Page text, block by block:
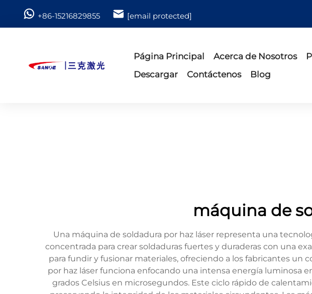
+86-15216829855 [email protected]
Página Principal Acerca de Nosotros
Descargar
Contáctenos Blog
máquina de
Una máquina de soldadura por haz láser representa una
concentrada para crear soldaduras fuertes y duraderas con una
para fundir y fusionar materiales, ofreciendo a los fabricantes un
por haz láser funciona enfocando una intensa energía luminosa
grados Celsius en microsegundos. Este ciclo rápido de